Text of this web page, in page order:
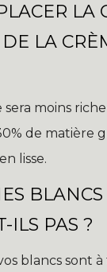
LA
LA
moins
de matière
lisse.
ILS PAS ?
blancs sont